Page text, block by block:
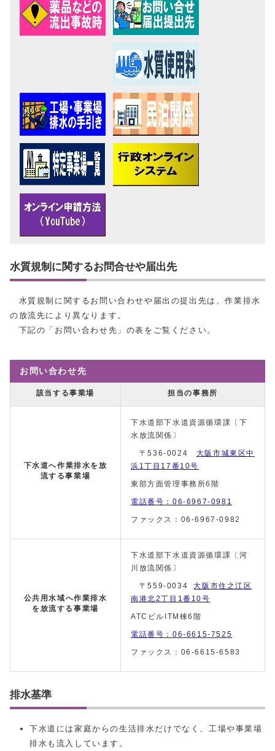
水質規制に関するお問合せや届出先
水質規制に関するお問い合わせや届出の提出先は、作業排水
の放流先により異なります。
下記の「お問い合わせ先」の表をご覧ください。
お問い合わせ先
該当する事業場 担当の事務所
下水道へ作業排水を放
流する事業場
下水道部下水道資源循環課〔下
水放流関係〕
〒536-0024 大阪市城東区中
浜1丁目17番10号
東部方面管理事務所6階
電話番号：06-6967-0981
ファックス：06-6967-0982
公共用水域へ作業排水
を放流する事業場
下水道部下水道資源循環課〔河
川放流関係〕
〒559-0034大阪市住之江区
南港北2丁目1番10号
ATCビルITM棟6階
電話番号：06-6615-7525
ファックス：06-6615-6583
排水基準
下水道には家庭からの生活排水だけでなく、工場や事業場
排水も流入しています。